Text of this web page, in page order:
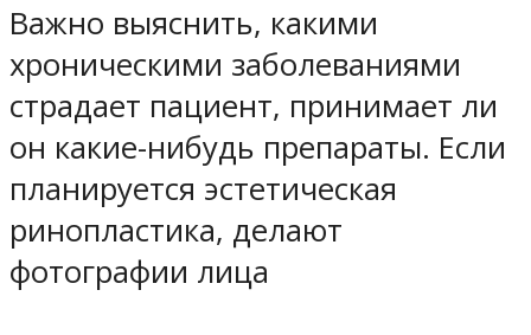
Важно выяснить, какими
хроническими заболеваниями
страдает пациент, принимает ли
он какие-нибудь препараты. Если
планируется эстетическая
ринопластика, делают
фотографии лица